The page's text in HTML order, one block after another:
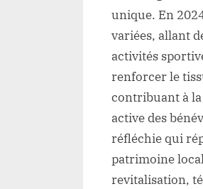
unique. En
variées, allant
activités
renforcer le
contribuant à la
active des
réfléchie qui
patrimoine
revitalisation,